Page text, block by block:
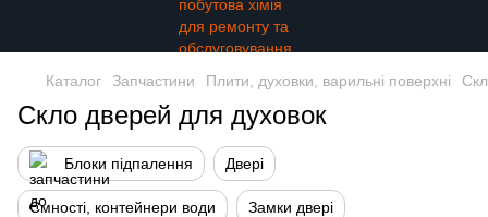
Каталог Запчастини Плити, духовки, варильні поверхні
Скло дверей для духовок
Блоки підпалення Двері
Ємності, контейнери води Замки двері